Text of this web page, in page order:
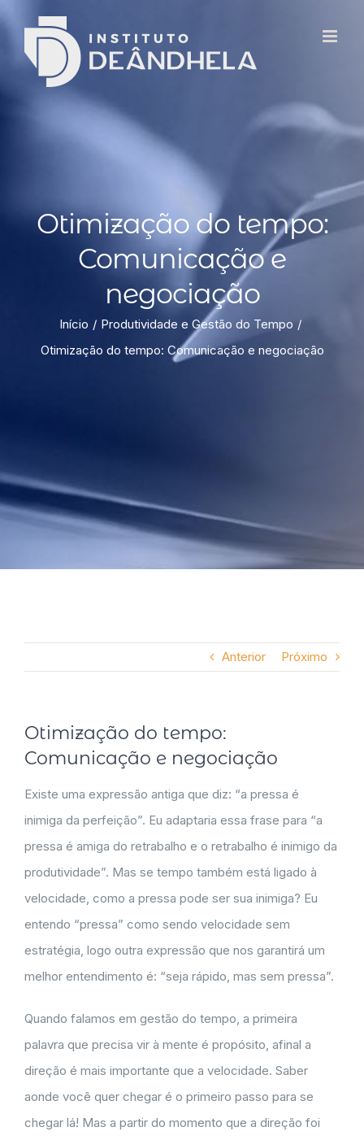
Otimização do tempo:
Comunicação e
negociação
Início
Produtividade e Gestão do Tempo
Otimização do tempo: Comunicação e negociação
Anterior Próximo
Otimização do tempo:
Comunicação e negociação
Existe uma expressão antiga que diz: “a pressa é
inimiga da perfeição”. Eu adaptaria essa frase para “a
pressa é amiga do retrabalho e o retrabalho é inimigo da
produtividade”. Mas se tempo também está ligado à
velocidade, como a pressa pode ser sua inimiga? Eu
entendo “pressa” como sendo velocidade sem
estratégia, logo outra expressão que nos garantirá um
melhor entendimento é: “seja rápido, mas sem pressa”.
Quando falamos em gestão do tempo, a primeira
palavra que precisa vir à mente é propósito, afinal a
direção é mais importante que a velocidade. Saber
aonde você quer chegar é o primeiro passo para se
chegar lá! Mas a partir do momento que a direção foi